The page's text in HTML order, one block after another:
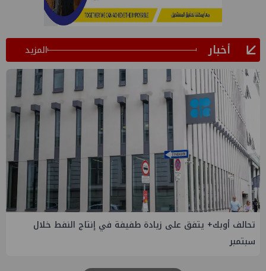
أخبار المزيد
إسدال الستار على النسخة الثانية من "منتدى مصر للطاقة
والصناعة 2026" بنجاح